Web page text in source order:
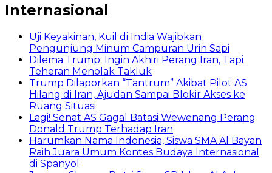
Internasional
Uji Keyakinan, Kuil di India Wajibkan
Pengunjung Minum Campuran Urin Sapi
Dilema Trump: Ingin Akhiri Perang Iran, Tapi
Teheran Menolak Takluk
Trump Dilaporkan “Tantrum” Akibat Pilot AS
Hilang di Iran, Ajudan Sampai Blokir Akses ke
Ruang Situasi
Lagi! Senat AS Gagal Batasi Wewenang Perang
Donald Trump Terhadap Iran
Harumkan Nama Indonesia, Siswa SMA Al Bayan
Raih Juara Umum Kontes Budaya Internasional
di Spanyol